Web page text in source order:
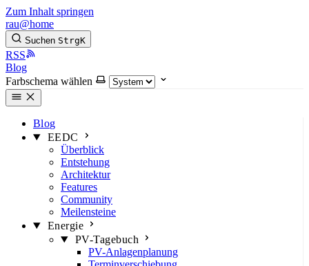
Zum Inhalt springen
rau@home
Suchen StrgK
RSS
Blog
Farbschema wählen
Blog
EEDC
Überblick
Entstehung
Architektur
Features
Community
Meilensteine
Energie
PV-Tagebuch
PV-Anlagenplanung